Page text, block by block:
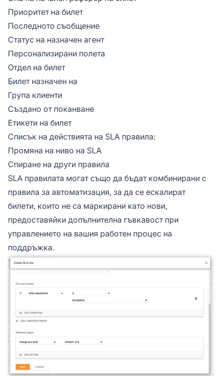
Приоритет на билет
Последното съобщение
Статус на назначен агент
Персонализирани полета
Отдел на билет
Билет назначен на
Група клиенти
Създано от поканване
Етикети на билет
Списък на действията на SLA правила:
Промяна на ниво на SLA
Спиране на други правила
SLA правилата могат също да бъдат комбинирани с
правила за автоматизация, за да се ескалират
билети, които не са маркирани като нови,
предоставяйки допълнителна гъвкавост при
управлението на вашия работен процес на
поддръжка.